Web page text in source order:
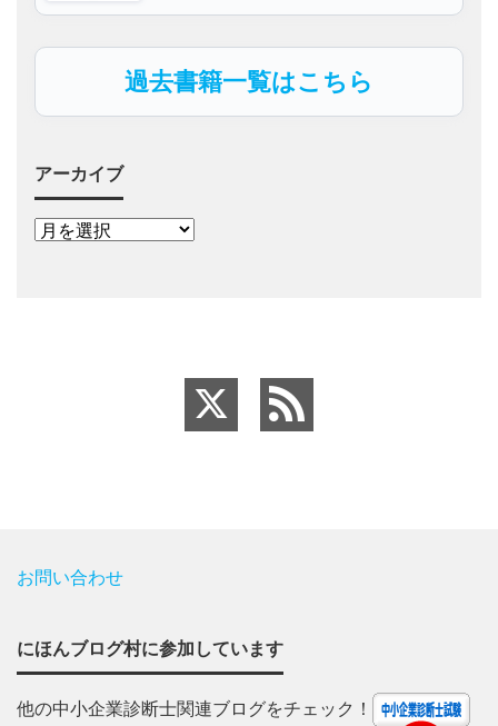
過去書籍一覧はこちら
アーカイブ
お問い合わせ
にほんブログ村に参加しています
他の中小企業診断士関連ブログをチェック！